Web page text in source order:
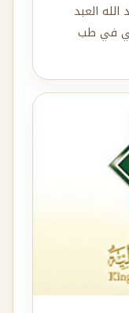
الله العبد
في طب